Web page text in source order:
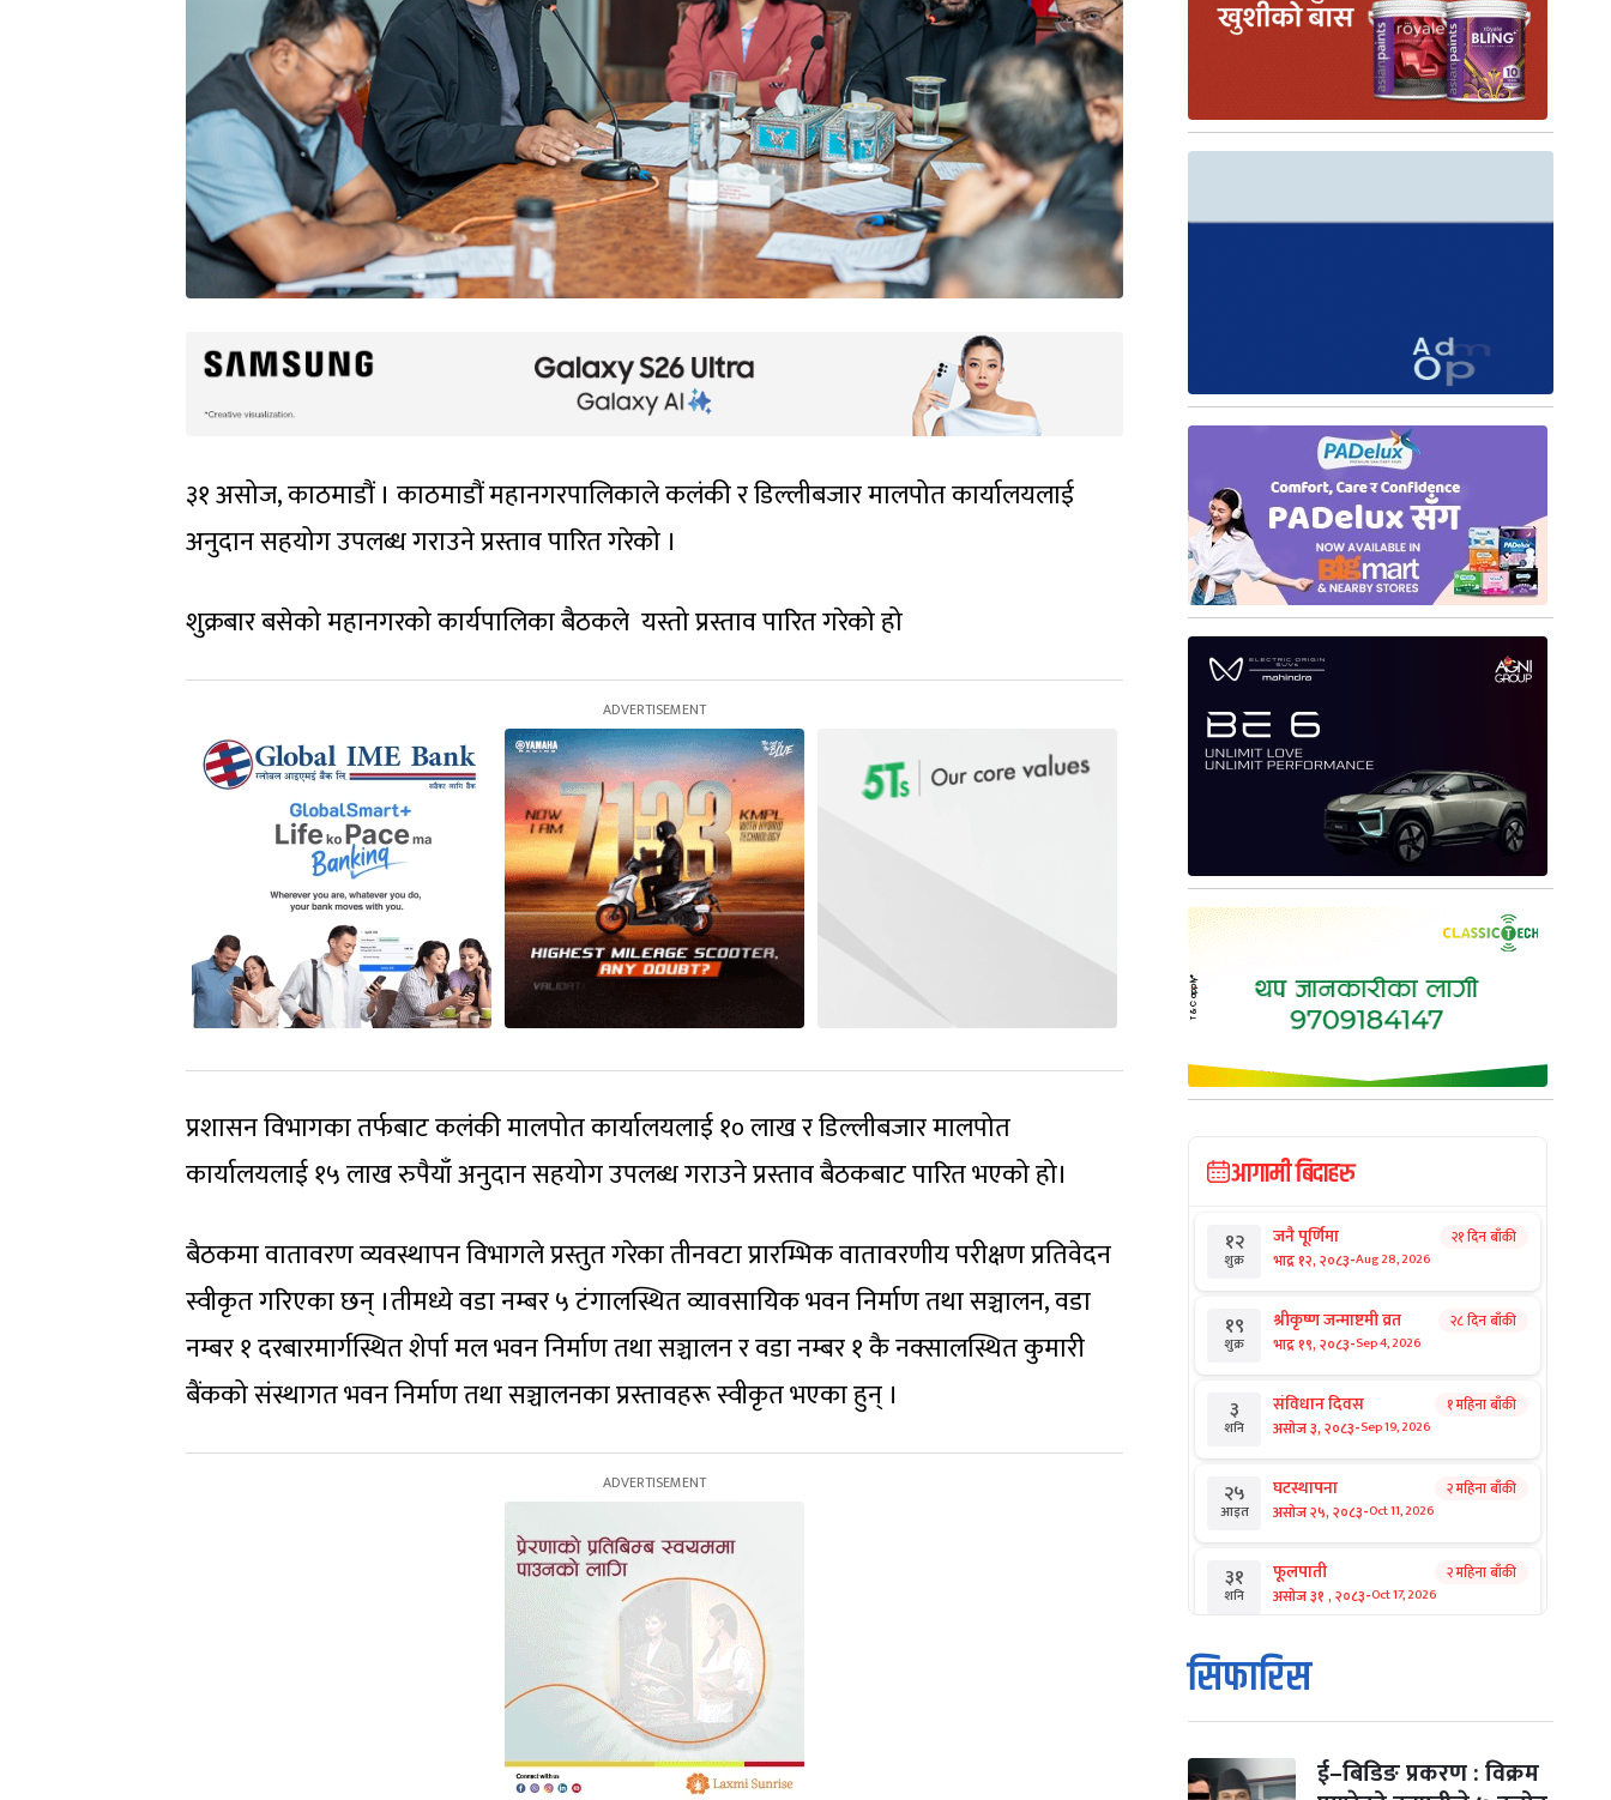
३१ असोज, काठमाडौं । काठमाडौं महानगरपालिकाले कलंकी र डिल्लीबजार मालपोत कार्यालयलाई
अनुदान सहयोग उपलब्ध गराउने प्रस्ताव पारित गरेको ।
शुक्रबार बसेको महानगरको कार्यपालिका बैठकले यस्तो प्रस्ताव पारित गरेको हो
प्रशासन विभागका तर्फबाट कलंकी मालपोत कार्यालयलाई १० लाख र डिल्लीबजार मालपोत
कार्यालयलाई १५ लाख रुपैयाँ अनुदान सहयोग उपलब्ध गराउने प्रस्ताव बैठकबाट पारित भएको हो।
बैठकमा वातावरण व्यवस्थापन विभागले प्रस्तुत गरेका तीनवटा प्रारम्भिक वातावरणीय परीक्षण प्रतिवेदन
स्वीकृत गरिएका छन् ।तीमध्ये वडा नम्बर ५ टंगालस्थित व्यावसायिक भवन निर्माण तथा सञ्चालन, वडा
नम्बर १ दरबारमार्गस्थित शेर्पा मल भवन निर्माण तथा सञ्चालन र वडा नम्बर १ कै नक्सालस्थित कुमारी
बैंकको संस्थागत भवन निर्माण तथा सञ्चालनका प्रस्तावहरू स्वीकृत भएका हुन् ।
आगामी बिदाहरु
१२
शुक्र
जनै पूर्णिमा
भाद्र १२, २०८३-Aug 28, 2026
२१ दिन बाँकी
१९
शुक्र
श्रीकृष्ण जन्माष्टमी व्रत
भाद्र १९, २०८३-Sep 4, 2026
२८ दिन बाँकी
३
शनि
संविधान दिवस
असोज ३, २०८३-Sep 19, 2026
१ महिना बाँकी
२५
आइत
घटस्थापना
असोज २५, २०८३-Oct 11, 2026
२ महिना बाँकी
३१
शनि
फूलपाती
असोज ३१ , २०८३-Oct 17, 2026
२ महिना बाँकी
१
आइत
कार्तिक सङ्क्रान्ति
कार्तिक १, २०८३
मंगल कार्तिक ३, २०८३-Oct 20, 2026
सिफारिस
ई–बिडिङ प्रकरण : विक्रम